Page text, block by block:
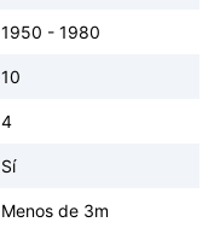
1950 - 1980
10
4
Sí
Menos de 3m